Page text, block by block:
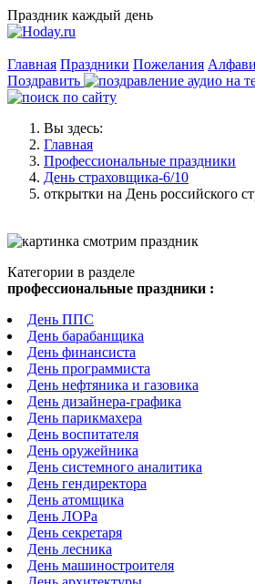
Праздник каждый день
Главная Праздники Пожелания
Поздравить
Вы здесь:
Главная
Профессиональные праздники
День страховщика-6/10
открытки на День российского
Категории в разделе
профессиональные праздники :
День ППС
День барабанщика
День финансиста
День программиста
День нефтяника и газовика
День дизайнера-графика
День парикмахера
День воспитателя
День оружейника
День системного аналитика
День гендиректора
День атомщика
День ЛОРа
День секретаря
День лесника
День машиностроителя